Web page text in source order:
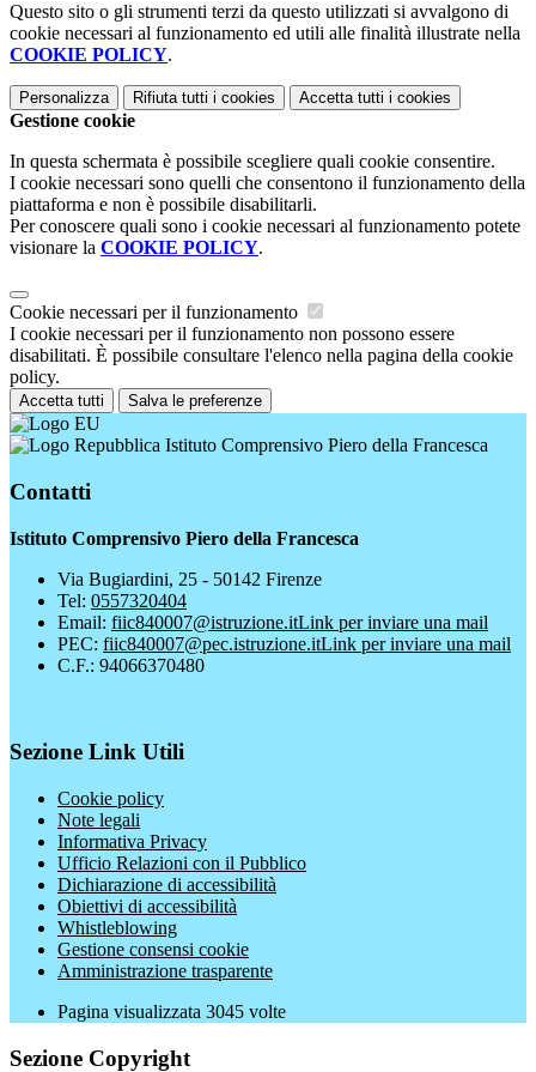
Questo sito o gli strumenti terzi da questo utilizzati si avvalgono di
cookie necessari al funzionamento ed utili alle finalità illustrate nella
COOKIE POLICY.
Personalizza Rifiuta tutti i cookies Accetta tutti i cookies
Gestione cookie
In questa schermata è possibile scegliere quali cookie consentire.
I cookie necessari sono quelli che consentono il funzionamento della
piattaforma e non è possibile disabilitarli.
Per conoscere quali sono i cookie necessari al funzionamento potete
visionare la COOKIE POLICY.
Cookie necessari per il funzionamento
I cookie necessari per il funzionamento non possono essere
disabilitati. È possibile consultare l'elenco nella pagina della cookie
policy.
Accetta tutti Salva le preferenze
Istituto Comprensivo Piero della Francesca
Contatti
Istituto Comprensivo Piero della Francesca
Via Bugiardini, 25 - 50142 Firenze
Tel: 0557320404
Email: fiic840007@istruzione.itLink per inviare una mail
PEC: fiic840007@pec.istruzione.itLink per inviare una mail
C.F.: 94066370480
Sezione Link Utili
Cookie policy
Note legali
Informativa Privacy
Ufficio Relazioni con il Pubblico
Dichiarazione di accessibilità
Obiettivi di accessibilità
Whistleblowing
Gestione consensi cookie
Amministrazione trasparente
Pagina visualizzata 3045 volte
Sezione Copyright